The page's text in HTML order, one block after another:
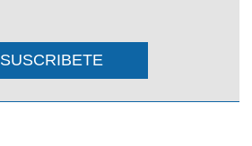
SUSCRIBETE